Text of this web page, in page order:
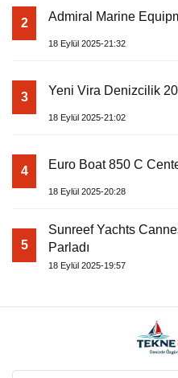
2 Admiral Marine
18 Eylül 2025-21:32
3 Yeni Vira Denizcilik
18 Eylül 2025-21:02
4 Euro Boat 850 C
18 Eylül 2025-20:28
5
Sunreef Yachts
Parladı
18 Eylül 2025-19:57